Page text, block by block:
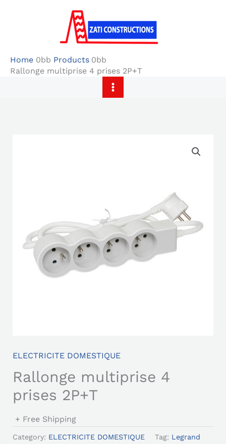
Home
Products
Rallonge multiprise 4 prises 2P+T
ELECTRICITE DOMESTIQUE
Rallonge multiprise 4
prises 2P+T
+ Free Shipping
Category: ELECTRICITE DOMESTIQUE Tag: Legrand